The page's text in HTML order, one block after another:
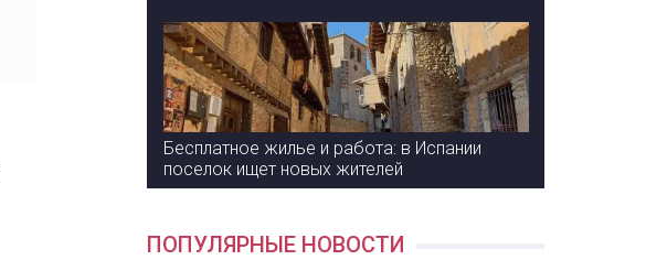
Бесплатное жилье и работа: в Испании
поселок ищет новых жителей
ПОПУЛЯРНЫЕ НОВОСТИ